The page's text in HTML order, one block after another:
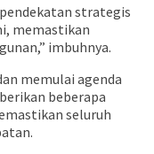
pendekatan strategis
memastikan
imbuhnya.
memulai agenda
beberapa
seluruh